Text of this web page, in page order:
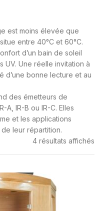
est moins élevée que
entre 40°C et 60°C.
d’un bain de soleil
UV. Une réelle invitation à
d’une bonne lecture et au
des émetteurs de
A, IR-B ou IR-C. Elles
et les applications
leur répartition.
4 résultats affichés